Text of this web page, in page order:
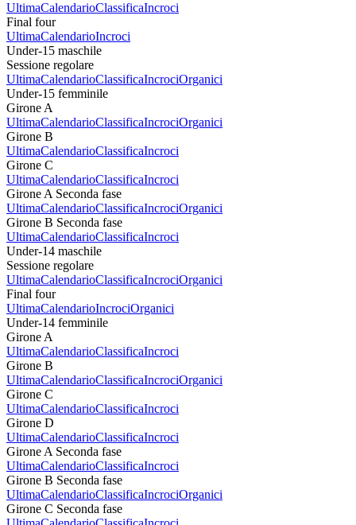
UltimaCalendarioClassificaIncroci
Final four
UltimaCalendarioIncroci
Under-15 maschile
Sessione regolare
UltimaCalendarioClassificaIncrociOrganici
Under-15 femminile
Girone A
UltimaCalendarioClassificaIncrociOrganici
Girone B
UltimaCalendarioClassificaIncroci
Girone C
UltimaCalendarioClassificaIncroci
Girone A Seconda fase
UltimaCalendarioClassificaIncrociOrganici
Girone B Seconda fase
UltimaCalendarioClassificaIncroci
Under-14 maschile
Sessione regolare
UltimaCalendarioClassificaIncrociOrganici
Final four
UltimaCalendarioIncrociOrganici
Under-14 femminile
Girone A
UltimaCalendarioClassificaIncroci
Girone B
UltimaCalendarioClassificaIncrociOrganici
Girone C
UltimaCalendarioClassificaIncroci
Girone D
UltimaCalendarioClassificaIncroci
Girone A Seconda fase
UltimaCalendarioClassificaIncroci
Girone B Seconda fase
UltimaCalendarioClassificaIncrociOrganici
Girone C Seconda fase